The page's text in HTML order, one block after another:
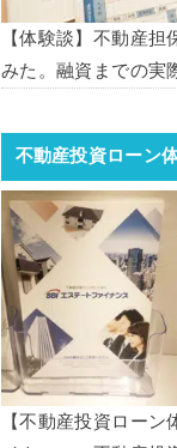
【体験談】不動産
みた。融資までの実
不動産投資ローン
【不動産投資ローン